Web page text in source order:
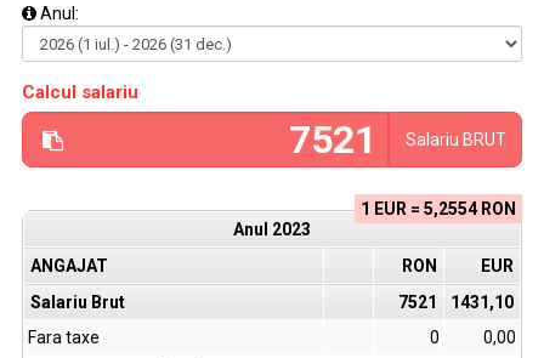
Anul:
Calcul salariu
Salariu BRUT
1 EUR = 5,2554 RON
Anul 2023
ANGAJAT
RON
EUR
Salariu Brut
7521
1431,10
Fara taxe
0
0,00